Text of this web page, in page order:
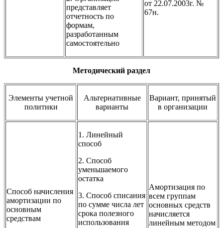
представляет
отчетность по
формам,
разработанным
самостоятельно
от 22.07.2003г. №
67н.
Методический раздел
Элементы учетной
политики
Альтернативные
варианты
Вариант, принятый
в организации
Способ начисления
амортизации по
основным
средствам
1. Линейный
способ
2. Способ
уменьшаемого
остатка
3. Способ списания
по сумме числа лет
срока полезного
использования
Амортизация по
всем группам
основных средств
начисляется
линейным методом